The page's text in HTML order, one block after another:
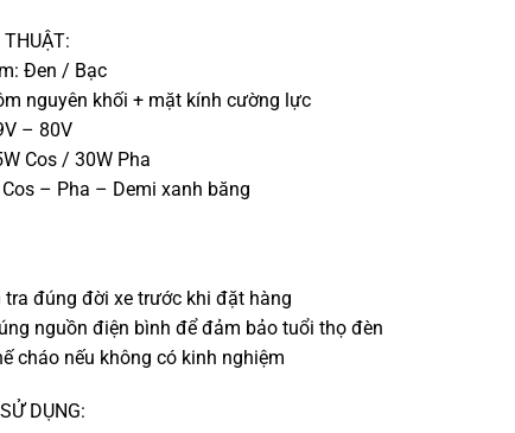
Đen / Bạc
nguyên khối + mặt kính cường lực
– 80V
Cos / 30W Pha
– Pha – Demi xanh băng
tra đúng đời xe trước khi đặt hàng
nguồn điện bình để đảm bảo tuổi thọ đèn
cháo nếu không có kinh nghiệm
DỤNG: